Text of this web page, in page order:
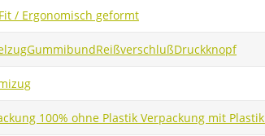
/ Ergonomisch geformt
GummibundReißverschlußDruckknopf
100% ohne Plastik Verpackung mit Plastik